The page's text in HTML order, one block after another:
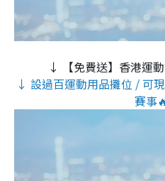
↓ 【免費送】香港運
↓ 設過百運動用品攤位 / 可
賽事